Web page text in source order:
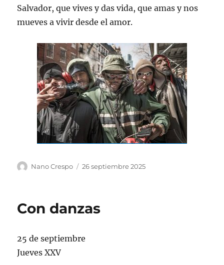
Salvador, que vives y das vida, que amas y nos
mueves a vivir desde el amor.
Autor
Nano Crespo
Publicado
26 septiembre 2025
Con danzas
25 de septiembre
Jueves XXV